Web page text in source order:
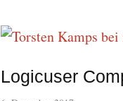
Logicuser